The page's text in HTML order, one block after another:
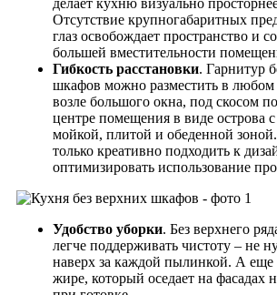
делает кухню визуально
Отсутствие крупногабаритных
глаз освобождает пространство и
большей вместительности
Гибкость расстановки. Гарнитур
шкафов можно разместить в любом
возле большого окна, под скосом
центре помещения в виде острова
мойкой, плитой и обеденной
только креативно подходить к
оптимизировать использование
Удобство уборки. Без верхнего
легче поддерживать чистоту – не
наверх за каждой пылинкой. А еще
жире, который оседает на фасадах